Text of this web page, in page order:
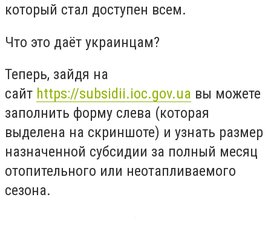
который стал доступен всем.
Что это даёт украинцам?
Теперь, зайдя на
сайт https://subsidii.ioc.gov.ua вы можете
заполнить форму слева (которая
выделена на скриншоте) и узнать размер
назначенной субсидии за полный месяц
отопительного или неотапливаемого
сезона.